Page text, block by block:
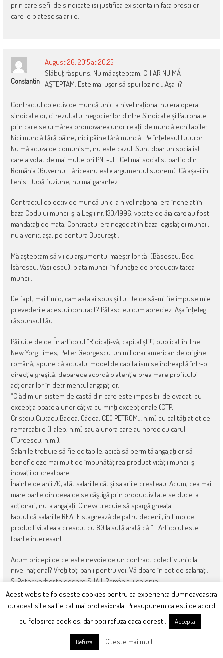
prin care sefii de sindicate isi justifica existenta in fata prostilor
care le platesc salariile.
Constantin
August 26, 2015 at 20:25
Slăbuţ răspuns. Nu mă aşteptam. CHIAR NU MĂ
AŞTEPTAM. Este mai uşor să spui lozinci…Aşa-i?
Contractul colectiv de muncă unic la nivel naţional nu era opera
sindicatelor, ci rezultatul negocierilor dintre Sindicate şi Patronate
prin care se urmărea promovarea unor relaţii de muncă echitabile:
Nici muncă fără pâine, nici pâine fără muncă. Pe înţelesul tuturor…
Nu mă acuza de comunism, nu este cazul. Sunt doar un socialist
care a votat de mai multe ori PNL-ul… Cel mai socialist partid din
România (Guvernul Tăriceanu este argumentul suprem). Că aşa-i în
tenis. După fuziune, nu mai garantez.
Contractul colectiv de muncă unic la nivel naţional era încheiat în
baza Codului muncii şi a Legii nr. 130/1996, votate de ăia care au fost
mandataţi de mata. Contractul era negociat în baza legislaţiei muncii,
nu a venit, aşa, pe centura Bucureşti.
Mă aşteptam să vii cu argumentul maeştrilor tăi (Băsescu, Boc,
Isărescu, Vasilescu): plata muncii în funcţie de productivitatea
muncii.
De fapt, mai timid, cam asta ai spus şi tu. De ce să-mi fie impuse mie
prevederile acestui contract? Pătesc eu cum apreciez. Aşa înţeleg
răspunsul tău.
Păi uite de ce. În articolul “Ridicaţi-vă, capitalişti!”, publicat în The
New Yorg Times, Peter Georgescu, un milionar american de origine
română, spune că actualul model de capitalism se îndreaptă într-o
direcţie greşită, deoarece acordă o atenţie prea mare profitului
acţionarilor în detrimentul angajaţilor.
“Clădim un sistem de castă din care este imposibil de evadat, cu
excepţia poate a unor câţiva cu minţi excepţionale (CTP,
Cristoiu,Ciutacu,Badea, Gâdea, CEO PETROM… n.m) cu calităţi atletice
remarcabile (Halep, n.m) sau a unora care au noroc cu carul
(Turcescu, n.m.).
Salariile trebuie să fie ecitabile, adică să permită angajaţilor să
beneficieze mai mult de îmbunătăţirea productivităţii muncii şi
inovaţiilor creatoare.
Înainte de anii 70, atât salariile cât şi salariile cresteau. Acum, cea mai
mare parte din ceea ce se câştigă prin productivitate se duce la
acţionari, nu la angajaţi. Cineva trebuie să spargă gheaţa.
Faptul că salariile REALE stagnează de patru decenii, în timp ce
productivitatea a crescut cu 80 la sută arată că “… Articolul este
foarte interesant.
Acum pricepi de ce este nevoie de un contract colectiv unic la
nivel naţional? Vreţi toţi banii pentru voi! Vă doare în cot de salariaţi.
Şi Peter vorbeşte despre SUA!!! România-i colonie!
Când îl aud pe Vasilescu vorbind despre plata muncii în funcţie de
productivitate am impresia că ne predă o lecţie de capitalism după
un manual din anii 70…
Când citesc articolul milionarului american am impresia că citesc din
Acest website foloseste cookies pentru ca experienta dumneavoastra
cu acest site sa fie cat mai profesionala. Presupunem ca esti de acord
cu folosirea cookies, dar poti refuza daca doresti.
Accepta
Refuza Citeste mai mult